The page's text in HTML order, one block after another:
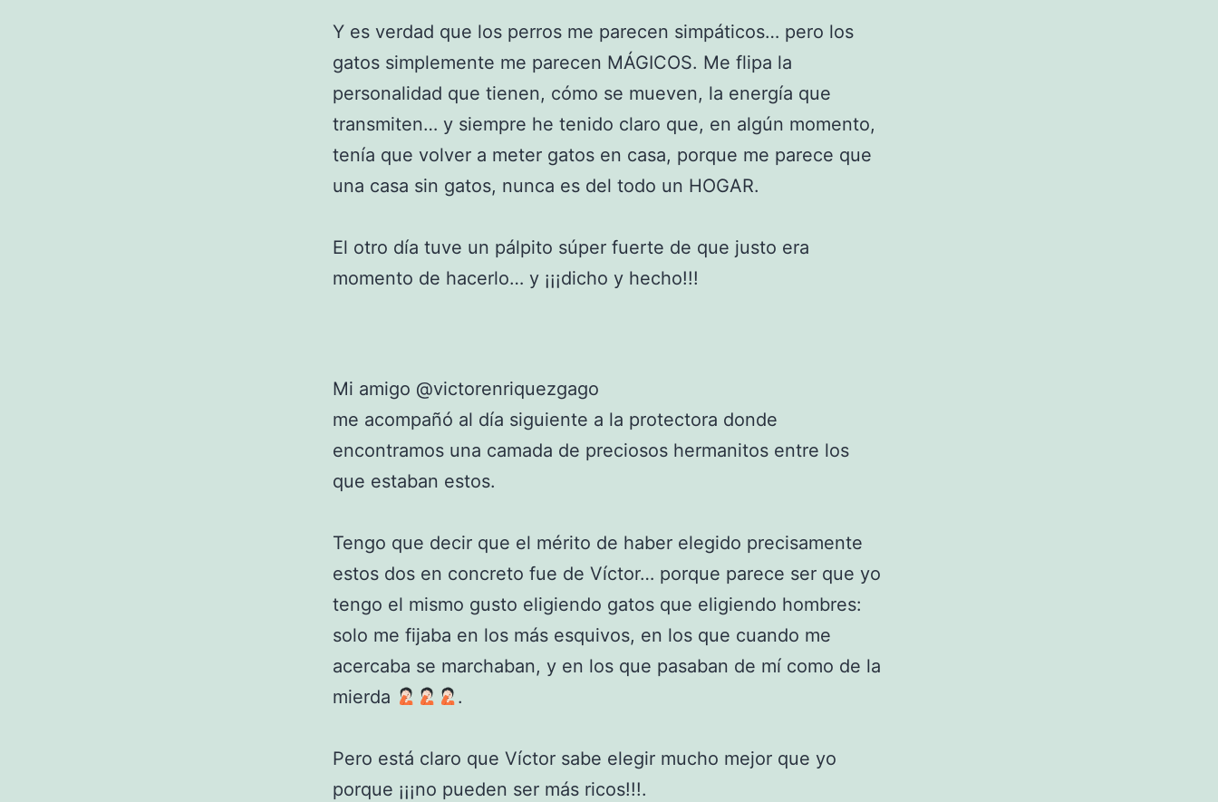
Y es verdad que los perros me parecen simpáticos… pero los
gatos simplemente me parecen MÁGICOS. Me flipa la
personalidad que tienen, cómo se mueven, la energía que
transmiten… y siempre he tenido claro que, en algún momento,
tenía que volver a meter gatos en casa, porque me parece que
una casa sin gatos, nunca es del todo un HOGAR.
El otro día tuve un pálpito súper fuerte de que justo era
momento de hacerlo… y ¡¡¡dicho y hecho!!!
Mi amigo @victorenriquezgago
me acompañó al día siguiente a la protectora donde
encontramos una camada de preciosos hermanitos entre los
que estaban estos.
Tengo que decir que el mérito de haber elegido precisamente
estos dos en concreto fue de Víctor… porque parece ser que yo
tengo el mismo gusto eligiendo gatos que eligiendo hombres:
solo me fijaba en los más esquivos, en los que cuando me
acercaba se marchaban, y en los que pasaban de mí como de la
mierda
.
Pero está claro que Víctor sabe elegir mucho mejor que yo
porque ¡¡¡no pueden ser más ricos!!!.